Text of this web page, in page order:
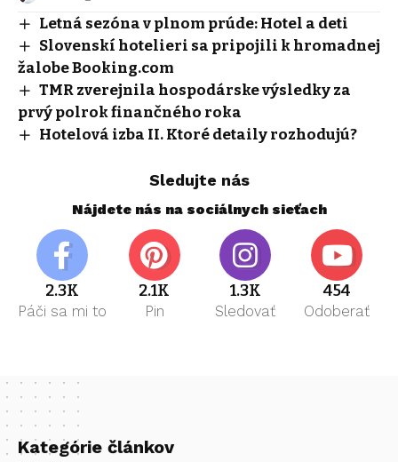
Letná sezóna v plnom prúde: Hotel a deti
Slovenskí hotelieri sa pripojili k hromadnej
žalobe Booking.com
TMR zverejnila hospodárske výsledky za
prvý polrok finančného roka
Hotelová izba II. Ktoré detaily rozhodujú?
Sledujte nás
Nájdete nás na sociálnych sieťach
2.3K
Páči sa mi to
2.1K
Pin
1.3K
Sledovať
454
Odoberať
Kategórie článkov